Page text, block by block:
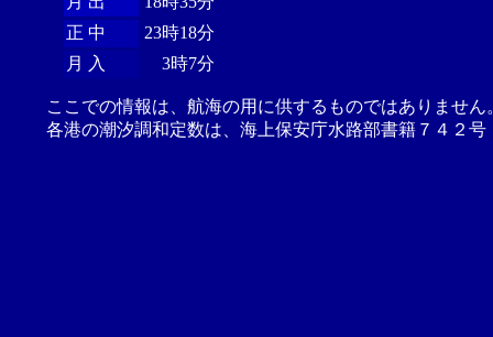
正 中
23時18分
月 入
3時7分
ここでの情報は、航海の用に供するものではありませ
各港の潮汐調和定数は、海上保安庁水路部書籍７４２